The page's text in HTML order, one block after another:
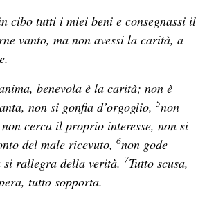
cibo tutti i miei beni e consegnassi il
vanto, ma non avessi la carità, a
benevola è la carità; non è
non si gonfia d’orgoglio, 5non
cerca il proprio interesse, non si
del male ricevuto, 6non gode
si rallegra della verità. 7Tutto scusa,
tutto sopporta.